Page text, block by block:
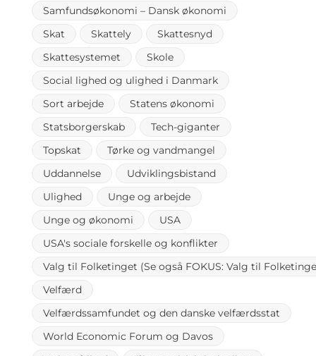
Samfundsøkonomi – Dansk økonomi
Skat
Skattely
Skattesnyd
Skattesystemet
Skole
Social lighed og ulighed i Danmark
Sort arbejde
Statens økonomi
Statsborgerskab
Tech-giganter
Topskat
Tørke og vandmangel
Uddannelse
Udviklingsbistand
Ulighed
Unge og arbejde
Unge og økonomi
USA
USA's sociale forskelle og konflikter
Valg til Folketinget (Se også FOKUS: Valg til
Velfærd
Velfærdssamfundet og den danske velfærdsstat
World Economic Forum og Davos